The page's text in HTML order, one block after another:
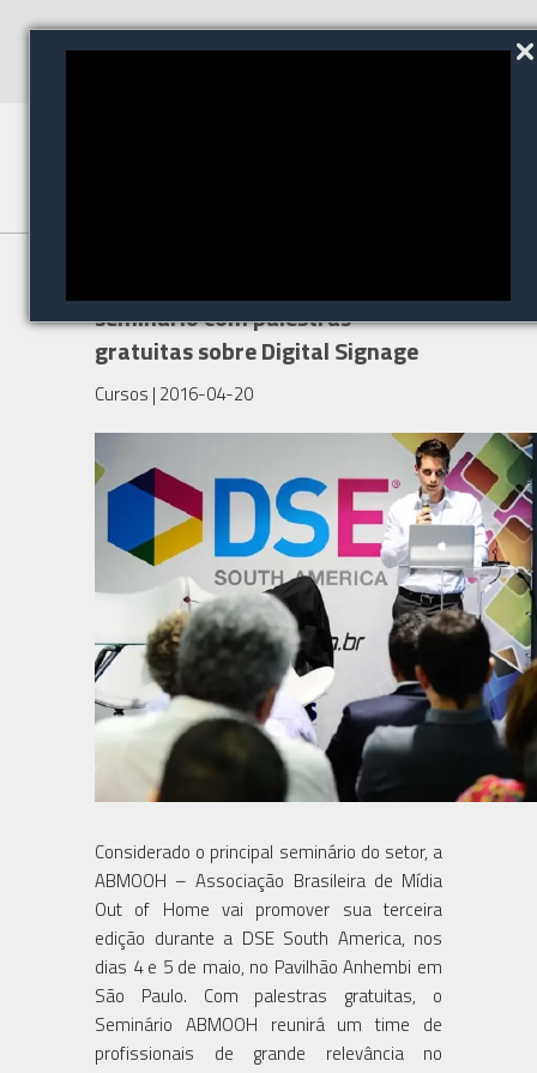
seminário com palestras
gratuitas sobre Digital Signage
Cursos | 2016-04-20
Considerado o principal seminário do setor, a
ABMOOH – Associação Brasileira de Mídia
Out of Home vai promover sua terceira
edição durante a DSE South America, nos
dias 4 e 5 de maio, no Pavilhão Anhembi em
São Paulo. Com palestras gratuitas, o
Seminário ABMOOH reunirá um time de
profissionais de grande relevância no